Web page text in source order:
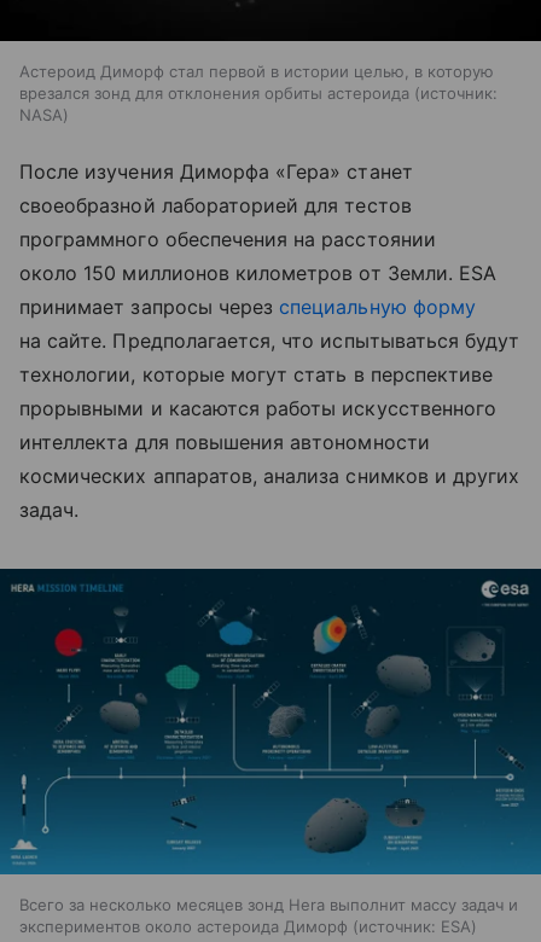
Астероид Диморф стал первой в истории целью, в которую
врезался зонд для отклонения орбиты астероида
источник:
NASA
После изучения Диморфа «Гера» станет
своеобразной лабораторией для тестов
программного обеспечения на расстоянии
около 150 миллионов километров от Земли. ESA
принимает запросы через специальную форму
на сайте. Предполагается, что испытываться будут
технологии, которые могут стать в перспективе
прорывными и касаются работы искусственного
интеллекта для повышения автономности
космических аппаратов, анализа снимков и других
задач.
Всего за несколько месяцев зонд Hera выполнит массу задач и
экспериментов около астероида Диморф
источник: ESA